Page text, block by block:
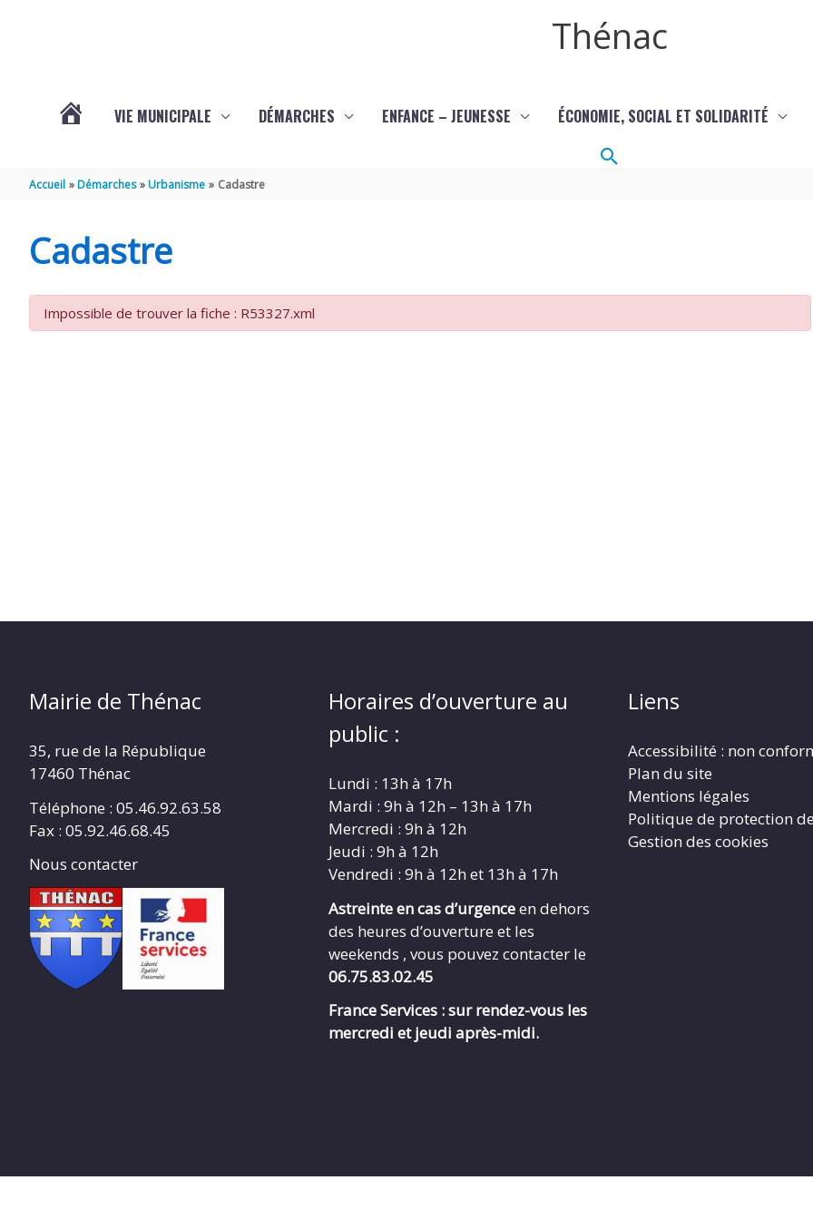
Thénac
THÉNAC
VIE MUNICIPALE DÉMARCHES ENFANCE – JEUNESSE ÉCONOMIE, SOCIAL ET SOLIDARITÉ
Rechercher
Accueil Démarches Urbanisme Cadastre
Cadastre
Impossible de trouver la fiche : R53327.xml
Mairie de Thénac
35, rue de la République
17460 Thénac
Téléphone : 05.46.92.63.58
Fax : 05.92.46.68.45
Nous contacter
Horaires d’ouverture au
public :
Lundi : 13h à 17h
Mardi : 9h à 12h – 13h à 17h
Mercredi : 9h à 12h
Jeudi : 9h à 12h
Vendredi : 9h à 12h et 13h à 17h
Astreinte en cas d’urgenceen dehors
des heures d’ouverture et les
weekends , vous pouvez contacter le
06.75.83.02.45
France Services : sur rendez-vous les
mercredi et jeudi après-midi.
Liens
Accessibilité : non
Plan du site
Mentions légales
Politique de protection
Gestion des cookies